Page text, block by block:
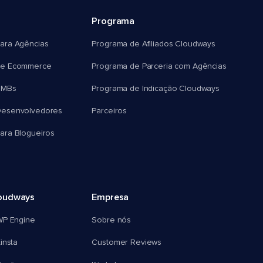
Agências
Ecommerce
Blogueiros
Programa
Programa de Afiliados Cloudways
Programa de Parceria com Agências
Programa de Indicação Cloudways
Parceiros
Engine
Empresa
Sobre nós
Customer Reviews